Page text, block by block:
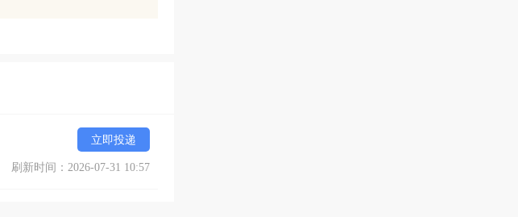
立即投递
刷新时间：2026-07-31 10:57